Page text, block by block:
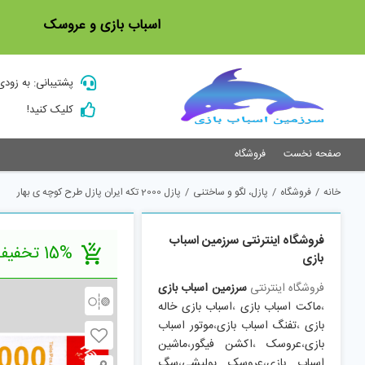
اسباب بازی و عروسک
پشتیبانی: به
کلیک کنید!
صفحه نخست فروشگاه
خانه / فروشگاه / پازل، لگو و ساختنی / پازل 2000 تکه ایران پازل طرح کوچه ی بهار
15% تخفیف
فروشگاه اینترنتی سرزمین اسباب
بازی
فروشگاه اینترنتیسرزمین اسباب بازی
،ماکت اسباب بازی ،اسباب بازی خاله
بازی،تفنگ اسباب بازی،موتور اسباب
بازی،عروسک،اکشن فیگور،ماشین